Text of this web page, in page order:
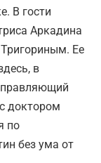
В гости
Аркадина
Ее
в
доктором
по
без ума от